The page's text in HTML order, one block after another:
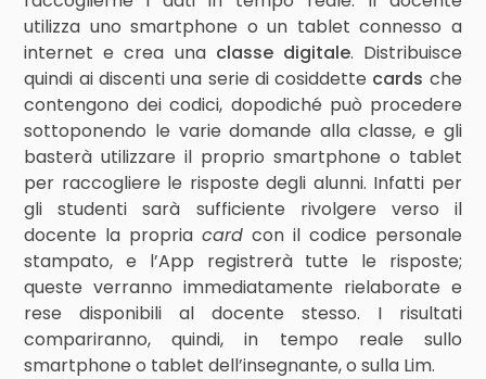
utilizza uno smartphone o un tablet connesso a
internet e crea una classe digitale. Distribuisce
quindi ai discenti una serie di cosiddette cards che
contengono dei codici, dopodiché può procedere
sottoponendo le varie domande alla classe, e gli
basterà utilizzare il proprio smartphone o tablet
per raccogliere le risposte degli alunni. Infatti per
gli studenti sarà sufficiente rivolgere verso il
docente la propriacard con il codice personale
stampato, e l’App registrerà tutte le risposte;
queste verranno immediatamente rielaborate e
rese disponibili al docente stesso. I risultati
compariranno, quindi, in tempo reale sullo
smartphone o tablet dell’insegnante, o sulla Lim.